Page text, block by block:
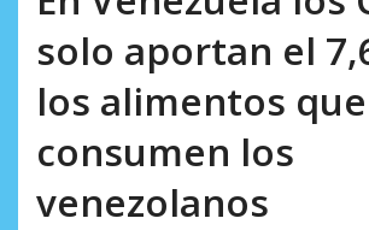
solo aportan el
los alimentos que
consumen los
venezolanos